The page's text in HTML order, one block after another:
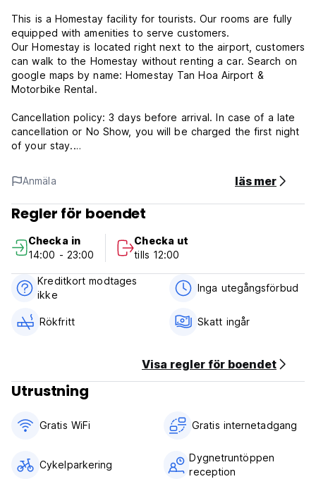
This is a Homestay facility for tourists. Our rooms are fully
equipped with amenities to serve customers.
Our Homestay is located right next to the airport, customers
can walk to the Homestay without renting a car. Search on
google maps by name: Homestay Tan Hoa Airport &
Motorbike Rental.
Cancellation policy: 3 days before arrival. In case of a late
cancellation or No Show, you will be charged the first night
of your stay.
Check in from 14:00 .
Check out before 12:00 .
Payment upon arrival by cash.
Taxes included.
No curfew.
Child friendly only if booking private rooms and being with
the guardian .
Non smoking except for designated areas.
Anmäla läs mer
Regler för boendet
Checka in
14:00 - 23:00
Checka ut
tills 12:00
Kreditkort modtages
ikke
Inga utegångsförbud
Rökfritt Skatt ingår
Visa regler för boendet
Utrustning
Gratis WiFi Gratis internetadgang
Cykelparkering
Dygnetruntöppen
reception